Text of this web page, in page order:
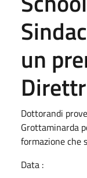
un
Dottorandi
Grottaminarda
formazione che
Data :